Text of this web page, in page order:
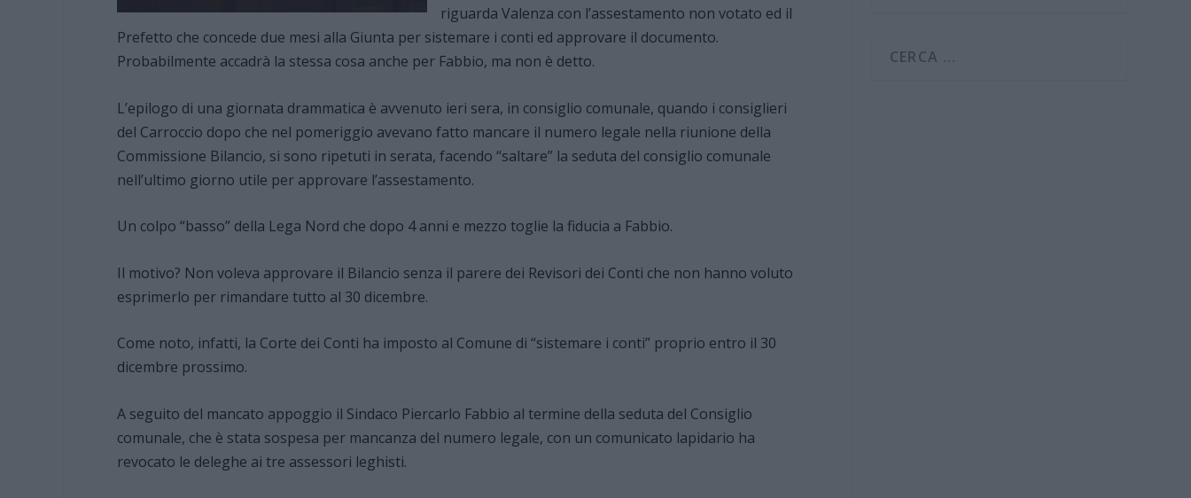
riguarda Valenza con l’assestamento non votato ed il
Prefetto che concede due mesi alla Giunta per sistemare i conti ed approvare il documento.
Probabilmente accadrà la stessa cosa anche per Fabbio, ma non è detto.
L’epilogo di una giornata drammatica è avvenuto ieri sera, in consiglio comunale, quando i consiglieri
del Carroccio dopo che nel pomeriggio avevano fatto mancare il numero legale nella riunione della
Commissione Bilancio, si sono ripetuti in serata, facendo “saltare” la seduta del consiglio comunale
nell’ultimo giorno utile per approvare l’assestamento.
Un colpo “basso” della Lega Nord che dopo 4 anni e mezzo toglie la fiducia a Fabbio.
Il motivo? Non voleva approvare il Bilancio senza il parere dei Revisori dei Conti che non hanno voluto
esprimerlo per rimandare tutto al 30 dicembre.
Come noto, infatti, la Corte dei Conti ha imposto al Comune di “sistemare i conti” proprio entro il 30
dicembre prossimo.
A seguito del mancato appoggio il Sindaco Piercarlo Fabbio al termine della seduta del Consiglio
comunale, che è stata sospesa per mancanza del numero legale, con un comunicato lapidario ha
revocato le deleghe ai tre assessori leghisti.